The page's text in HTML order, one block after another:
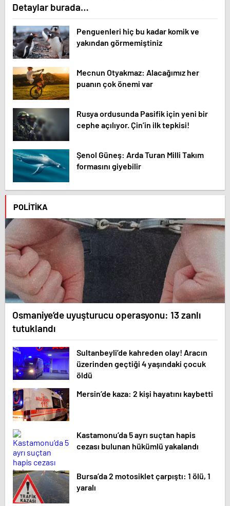
Detaylar burada…
Penguenleri hiç bu kadar komik ve
yakından görmemiştiniz
Mecnun Otyakmaz: Alacağımız her
puanın çok önemi var
Rusya ordusunda Pasifik için yeni bir
cephe açılıyor. Çin’in ilk tepkisi!
Şenol Güneş: Arda Turan Milli Takım
formasını giyebilir
POLITIKA
Osmaniye’de uyuşturucu operasyonu: 13 zanlı
tutuklandı
Sultanbeyli’de kahreden olay! Aracın
üzerinden geçtiği 4 yaşındaki çocuk
öldü
Mersin’de kaza: 2 kişi hayatını kaybetti
Kastamonu’da 5 ayrı suçtan hapis
cezası bulunan hükümlü yakalandı
Bursa’da 2 motosiklet çarpıştı: 1 ölü, 1
yaralı